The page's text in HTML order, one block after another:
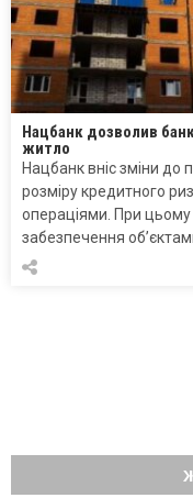
Нацбанк дозволив
житло
Нацбанк вніс зміни
розміру кредитного
операціями. При
забезпечення